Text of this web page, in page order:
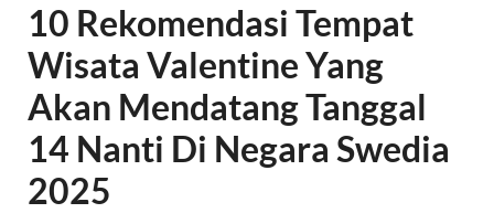
10 Rekomendasi Tempat
Wisata Valentine Yang
Akan Mendatang Tanggal
14 Nanti Di Negara Swedia
2025